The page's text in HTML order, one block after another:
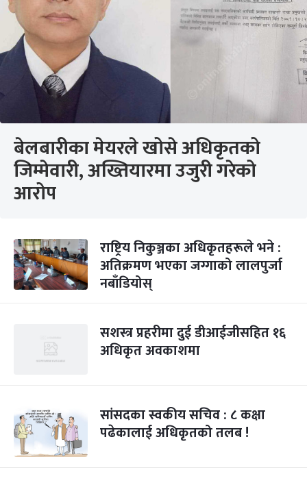
बेलबारीका मेयरले खोसे अधिकृतको
जिम्मेवारी, अख्तियारमा उजुरी गरेको
आरोप
राष्ट्रिय निकुञ्जका अधिकृतहरूले भने :
अतिक्रमण भएका जग्गाको लालपुर्जा
नबाँडियोस्
सशस्त्र प्रहरीमा दुई डीआईजीसहित १६
अधिकृत अवकाशमा
सांसदका स्वकीय सचिव : ८ कक्षा
पढेकालाई अधिकृतको तलब !